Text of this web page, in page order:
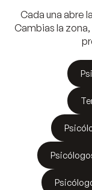
Cada una abre
Cambias la